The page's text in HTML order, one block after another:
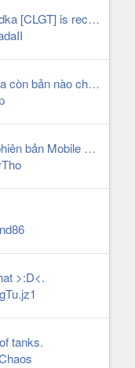
Vietnamese Vodka [CLGT] is recruiting - All Worlds
Conquer 1.0 xưa còn bản nào chơi ko nhỉ
Maplestory M phiên bản Mobile y hệt PC. unban IP VN
>:D<.
tanks.